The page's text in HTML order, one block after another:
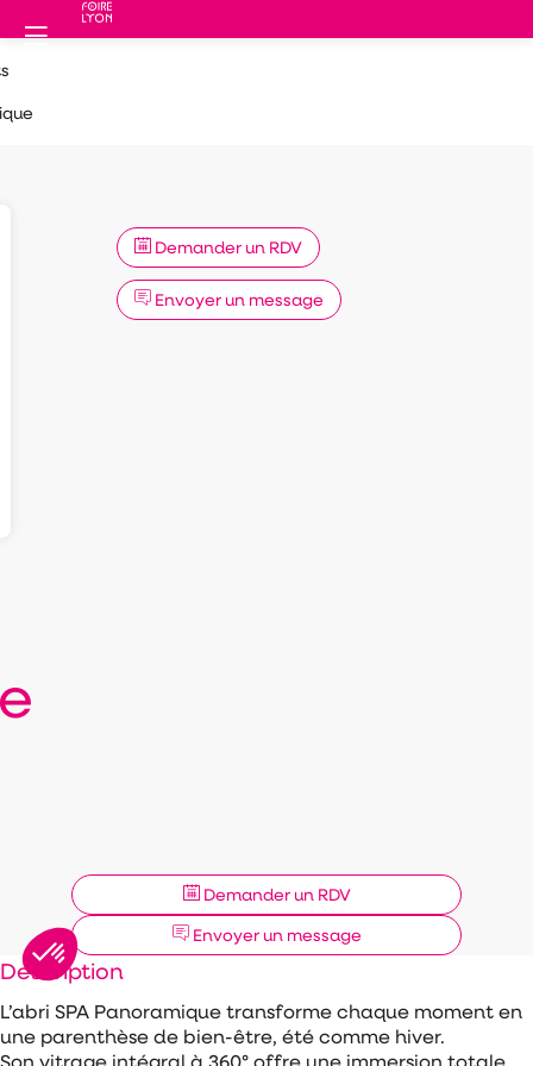
Demander un RDV
Envoyer un message
Demander un RDV
Envoyer un message
Description
L’abri SPA Panoramique transforme chaque moment en
une parenthèse de bien-être, été comme hiver.